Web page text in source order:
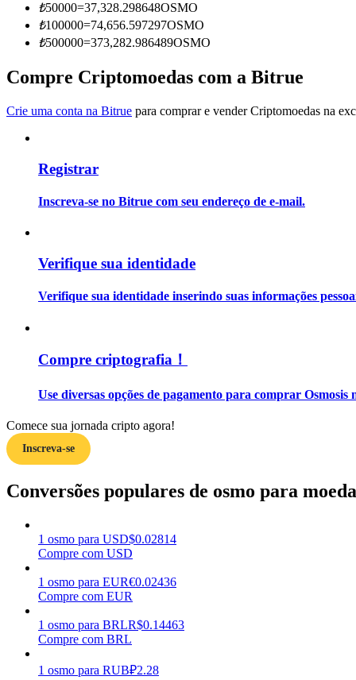
Desfrute da partilha de lucros e comissões de copy trading
Informação
Análise de big data, incluindo informações comerciais, etc.
Guia
Estratégias de negociação
Aprenda como se manter lucrativo
₺50000=37,328.298648OSMO
₺100000=74,656.597297OSMO
₺500000=373,282.986489OSMO
Compre Criptomoedas com a Bitrue
Crie uma conta na Bitrue para comprar e vender Criptomoedas na
Registrar
Inscreva-se no Bitrue com seu endereço de e-mail.
Verifique sua identidade
Verifique sua identidade inserindo suas informações
Compre criptografia！
Use diversas opções de pagamento para comprar Osmosis
Comece sua jornada cripto agora!
Inscreva-se
Conversões populares de osmo para
1 osmo para USD$0.02814
Compre com USD
1 osmo para EUR€0.02436
Compre com EUR
1 osmo para BRLR$0.14463
Compre com BRL
1 osmo para RUB₽2.28